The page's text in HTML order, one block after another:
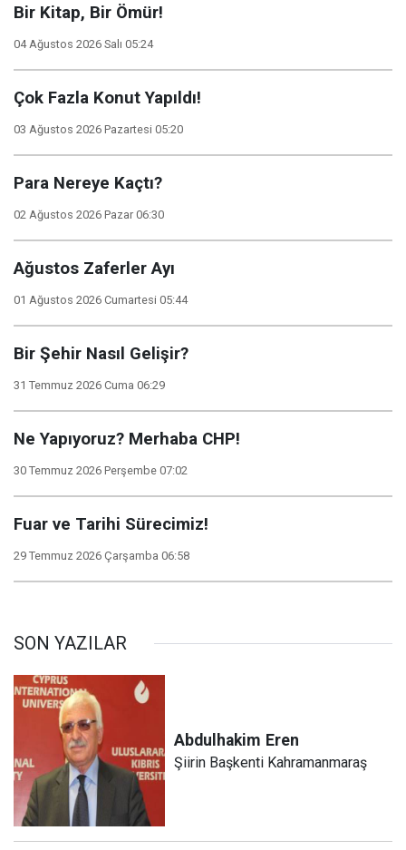
Bir Kitap, Bir Ömür!
04 Ağustos 2026 Salı 05:24
Çok Fazla Konut Yapıldı!
03 Ağustos 2026 Pazartesi 05:20
Para Nereye Kaçtı?
02 Ağustos 2026 Pazar 06:30
Ağustos Zaferler Ayı
01 Ağustos 2026 Cumartesi 05:44
Bir Şehir Nasıl Gelişir?
31 Temmuz 2026 Cuma 06:29
Ne Yapıyoruz? Merhaba CHP!
30 Temmuz 2026 Perşembe 07:02
Fuar ve Tarihi Sürecimiz!
29 Temmuz 2026 Çarşamba 06:58
SON YAZILAR
Abdulhakim Eren
Şiirin Başkenti Kahramanmaraş